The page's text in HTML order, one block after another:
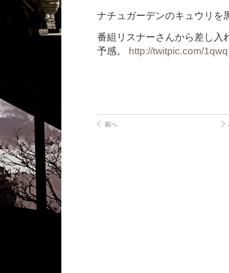
ナチュガーデンのキュウリを
番組リスナーさんから差し入
予感。
http://twitpic.com/
前へ